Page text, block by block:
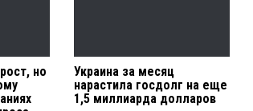
но
Украина за месяц
нарастила госдолг на еще
1,5 миллиарда долларов